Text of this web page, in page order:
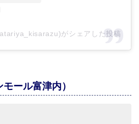
がシェアした投稿
ール富津内）